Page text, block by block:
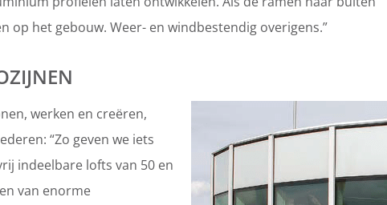
op het gebouw. Weer- en windbestendig overigens.”
werken en creëren,
“Zo geven we iets
indeelbare lofts van 50 en
van enorme